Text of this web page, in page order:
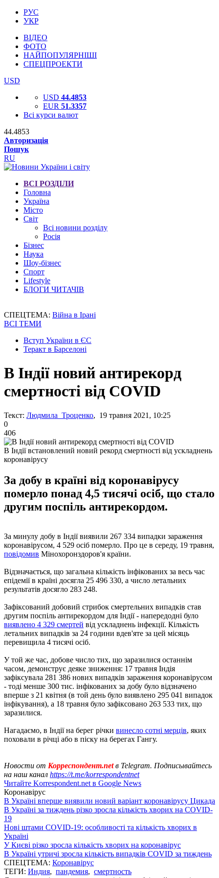
РУС
УКР
ВІДЕО
ФОТО
НАЙПОПУЛЯРНІШІ
СПЕЦПРОЕКТИ
USD
USD 44.4853
EUR 51.3357
Всі курси валют
44.4853
Авторизація
Пошук
RU
ВСІ РОЗДІЛИ
Головна
Україна
Місто
Світ
Всі новини розділу
Росія
Бізнес
Наука
Шоу-бізнес
Спорт
Lifestyle
БЛОГИ ЧИТАЧІВ
СПЕЦТЕМА: Війна в Ірані
ВСІ ТЕМИ
Вступ України в ЄС
Теракт в Барселоні
В Індії новий антирекорд
смертності від COVID
Текст: Людмила Троценко, 19 травня 2021, 10:25
0
406
В Індії встановлений новий рекорд смертності від ускладнень
коронавірусу
За добу в країні від коронавірусу
померло понад 4,5 тисячі осіб, що стало
другим поспіль антирекордом.
За минулу добу в Індії виявили 267 334 випадки зараження
коронавірусом, 4 529 осіб померло. Про це в середу, 19 травня,
повідомив Мінохоронздоров'я країни.
Відзначається, що загальна кількість інфікованих за весь час
епідемії в країні досягла 25 496 330, а число летальних
результатів досягло 283 248.
Зафіксований добовий стрибок смертельних випадків став
другим поспіль антирекордом для Індії - напередодні було
виявлено 4 329 смертей від ускладнень інфекції. Кількість
летальних випадків за 24 години вдев'яте за цей місяць
перевищила 4 тисячі осіб.
У той же час, добове число тих, що заразилися останнім
часом, демонструє деяке зниження: 17 травня Індія
зафіксувала 281 386 нових випадків зараження коронавірусом
- тоді менше 300 тис. інфікованих за добу було відзначено
вперше з 21 квітня (в той день було виявлено 295 041 випадок
інфікування), а 18 травня було зафіксовано 263 533 тих, що
заразилися.
Нагадаємо, в Індії на берег річки винесло сотні мерців, яких
поховали в річці або в піску на берегах Гангу.
Новости от Корреспондент.netв Telegram. Подписывайтесь
на наш канал https://t.me/korrespondentnet
Читайте Korrespondent.net в Google News
Коронавірус
В Україні вперше виявили новий варіант коронавірусу Цикада
В Україні за тиждень різко зросла кількість хворих на COVID-
19
Нові штами COVID-19: особливості та кількість хворих в
Україні
У Києві різко зросла кількість хворих на коронавірус
В Україні утричі зросла кількість випадків COVID за тиждень
СПЕЦТЕМА: Коронавірус
ТЕГИ: Индия, пандемия, смертность